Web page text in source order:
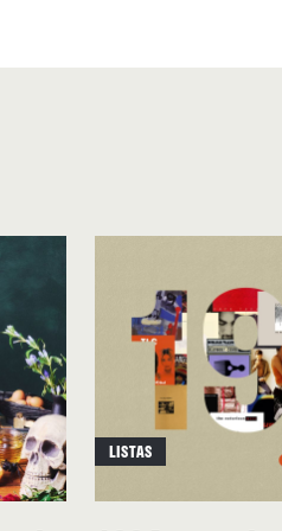
llenas de
sirve como apertura
INXS, resultando
pasa de ser anécdota a
/ Live your best life / Be
aquí: James también
Nicky. En general, lidian
para entender el
LISTAS